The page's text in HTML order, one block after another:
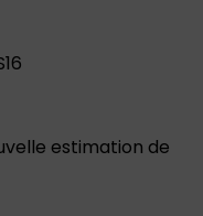
estimation de